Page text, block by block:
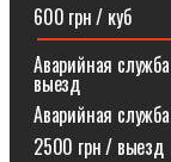
600 грн / куб
Аварийная
выезд
Аварийная
2500 грн / выезд